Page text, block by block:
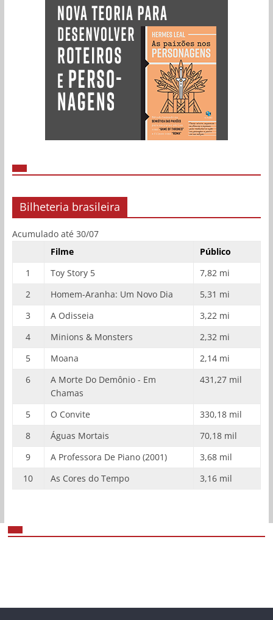
Bilheteria brasileira
Acumulado até 30/07
Filme
Público
1
Toy Story 5
7,82 mi
2
Homem-Aranha: Um Novo Dia
5,31 mi
3
A Odisseia
3,22 mi
4
Minions & Monsters
2,32 mi
5
Moana
2,14 mi
6
A Morte Do Demônio - Em
Chamas
431,27 mil
5 O Convite
330,18 mil
8
Águas Mortais
70,18 mil
9
A Professora De Piano (2001)
3,68 mil
10
As Cores do Tempo 3,16 mil